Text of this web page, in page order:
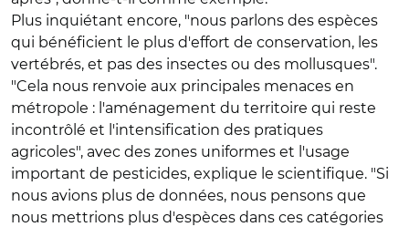
Plus inquiétant encore, "nous parlons des espèces
qui bénéficient le plus d'effort de conservation, les
vertébrés, et pas des insectes ou des mollusques".
"Cela nous renvoie aux principales menaces en
métropole : l'aménagement du territoire qui reste
incontrôlé et l'intensification des pratiques
agricoles", avec des zones uniformes et l'usage
important de pesticides, explique le scientifique. "Si
nous avions plus de données, nous pensons que
nous mettrions plus d'espèces dans ces catégories